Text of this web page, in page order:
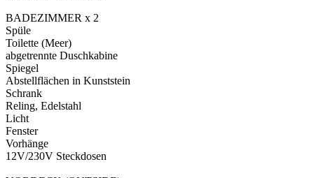
BADEZIMMER x 2
Spüle
Toilette (Meer)
abgetrennte Duschkabine
Spiegel
Abstellflächen in Kunststein
Schrank
Reling, Edelstahl
Licht
Fenster
Vorhänge
12V/230V Steckdosen